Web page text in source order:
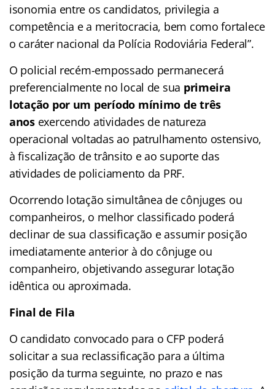
isonomia entre os candidatos, privilegia a
competência e a meritocracia, bem como fortalece
o caráter nacional da Polícia Rodoviária Federal”.
O policial recém-empossado permanecerá
preferencialmente no local de sua primeira
lotação por um período mínimo de três
anosexercendo atividades de natureza
operacional voltadas ao patrulhamento ostensivo,
à fiscalização de trânsito e ao suporte das
atividades de policiamento da PRF.
Ocorrendo lotação simultânea de cônjuges ou
companheiros, o melhor classificado poderá
declinar de sua classificação e assumir posição
imediatamente anterior à do cônjuge ou
companheiro, objetivando assegurar lotação
idêntica ou aproximada.
Final de Fila
O candidato convocado para o CFP poderá
solicitar a sua reclassificação para a última
posição da turma seguinte, no prazo e nas